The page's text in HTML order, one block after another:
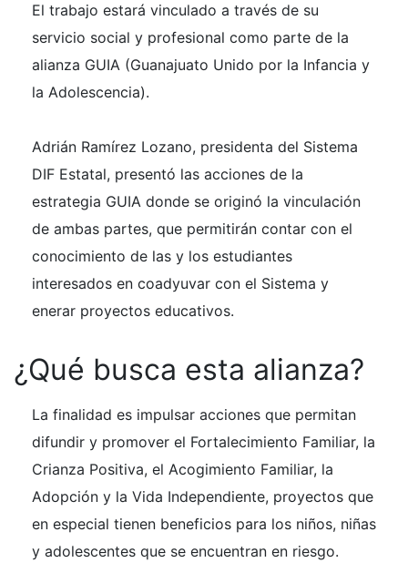
El trabajo estará vinculado a través de su
servicio social y profesional como parte de la
alianza GUIA (Guanajuato Unido por la Infancia y
la Adolescencia).
Adrián Ramírez Lozano, presidenta del Sistema
DIF Estatal, presentó las acciones de la
estrategia GUIA donde se originó la vinculación
de ambas partes, que permitirán contar con el
conocimiento de las y los estudiantes
interesados en coadyuvar con el Sistema y
enerar proyectos educativos.
¿Qué busca esta alianza?
La finalidad es impulsar acciones que permitan
difundir y promover el Fortalecimiento Familiar, la
Crianza Positiva, el Acogimiento Familiar, la
Adopción y la Vida Independiente, proyectos que
en especial tienen beneficios para los niños, niñas
y adolescentes que se encuentran en riesgo.